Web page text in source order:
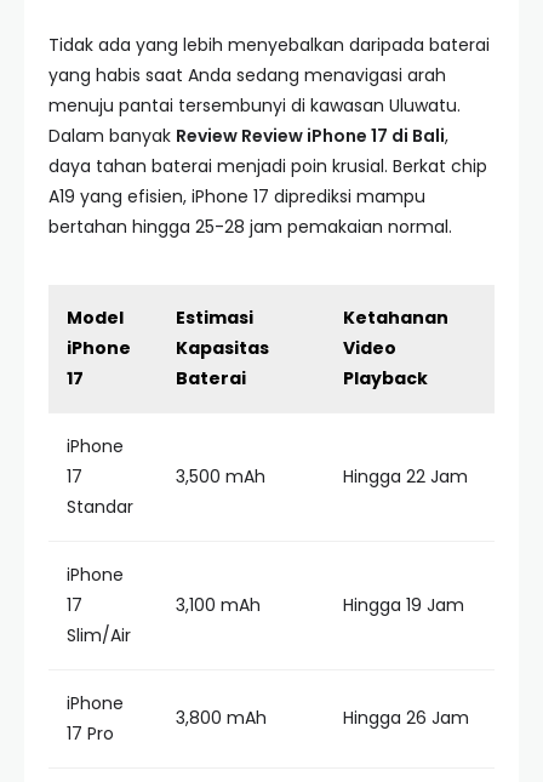
Tidak ada yang lebih menyebalkan daripada baterai
yang habis saat Anda sedang menavigasi arah
menuju pantai tersembunyi di kawasan Uluwatu.
Dalam banyak Review Review iPhone 17 di Bali,
daya tahan baterai menjadi poin krusial. Berkat chip
A19 yang efisien, iPhone 17 diprediksi mampu
bertahan hingga 25-28 jam pemakaian normal.
Model
iPhone
17
Estimasi
Kapasitas
Baterai
Ketahanan
Video
Playback
iPhone
17
Standar
3,500 mAh Hingga 22 Jam
iPhone
17
Slim/Air
3,100 mAh Hingga 19 Jam
iPhone
17 Pro
3,800 mAh Hingga 26 Jam